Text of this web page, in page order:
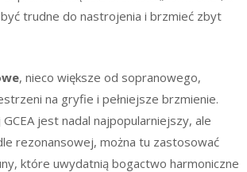
trudne do nastrojenia i brzmieć zbyt
, nieco większe od sopranowego,
na gryfie i pełniejsze brzmienie.
jest nadal najpopularniejszy, ale
rezonansowej, można tu zastosować
które uwydatnią bogactwo harmoniczne